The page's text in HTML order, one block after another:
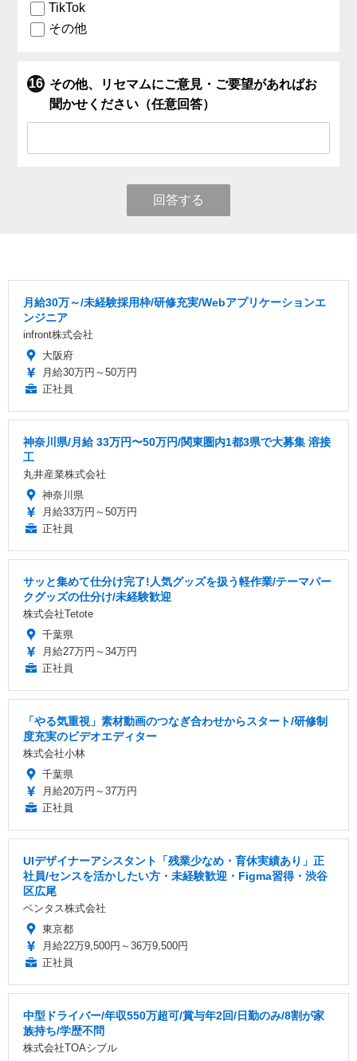
TikTok
その他
その他、リセマムにご意見・ご要望があればお
聞かせください（任意回答）
回答する
月給30万～/未経験採用枠/研修充実/Webアプリケーションエ
ンジニア
infront株式会社
大阪府
月給30万円～50万円
正社員
神奈川県/月給 33万円〜50万円/関東圏内1都3県で大募集 溶接
工
丸井産業株式会社
神奈川県
月給33万円～50万円
正社員
サッと集めて仕分け完了!人気グッズを扱う軽作業/テーマパー
クグッズの仕分け/未経験歓迎
株式会社Tetote
千葉県
月給27万円～34万円
正社員
「やる気重視」素材動画のつなぎ合わせからスタート/研修制
度充実のビデオエディター
株式会社小林
千葉県
月給20万円～37万円
正社員
UIデザイナーアシスタント「残業少なめ・育休実績あり」正
社員/センスを活かしたい方・未経験歓迎・Figma習得・渋谷
区広尾
ベンタス株式会社
東京都
月給22万9,500円～36万9,500円
正社員
中型ドライバー/年収550万超可/賞与年2回/日勤のみ/8割が家
族持ち/学歴不問
株式会社TOAシブル